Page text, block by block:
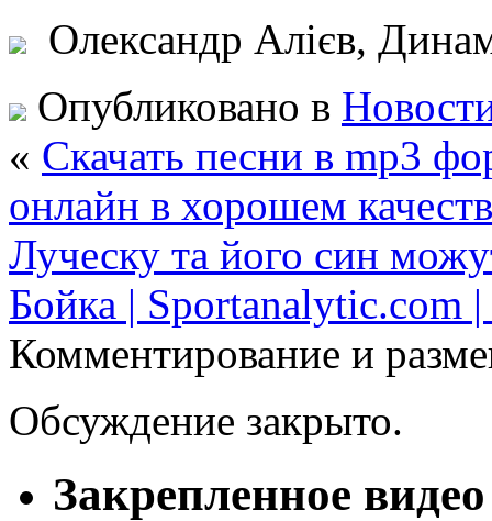
Олександр Алієв,
Опубликовано в
« Скачать песни в mp3
онлайн в хорошем
Луческу та його син
Бойка | Sportanalytic.com
Комментирование и
Обсуждение закрыто.
Закрепленное видео